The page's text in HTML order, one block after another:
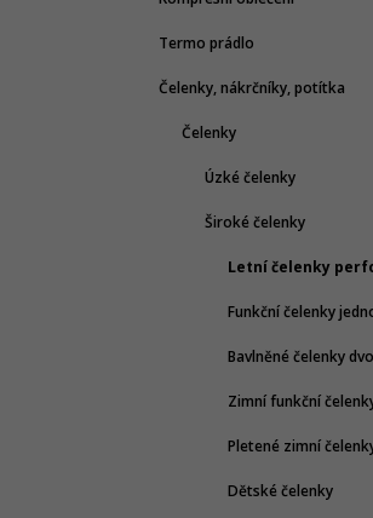
Termo prádlo
Čelenky, nákrčníky, potítka
Čelenky
Úzké čelenky
Široké čelenky
Letní čelenky
Funkční čelenky
Bavlněné čelenky
Zimní funkční
Pletené zimní
Dětské čelenky